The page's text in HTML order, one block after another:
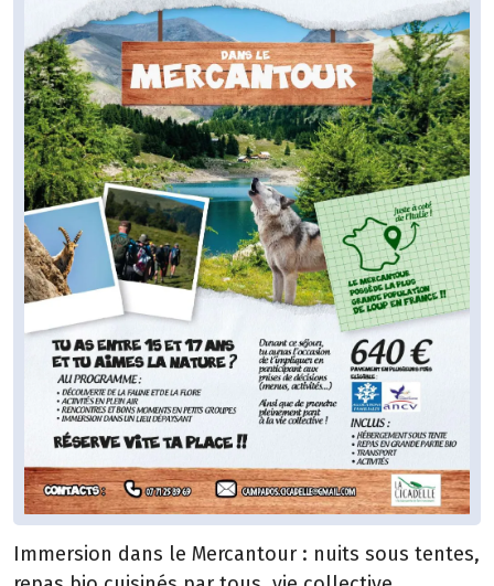
Immersion dans le Mercantour : nuits sous tentes,